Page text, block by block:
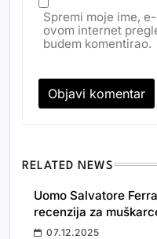
Spremi moje ime,
ovom internet
budem komentirao.
RELATED NEWS
Uomo Salvatore
recenzija za
07.12.2025